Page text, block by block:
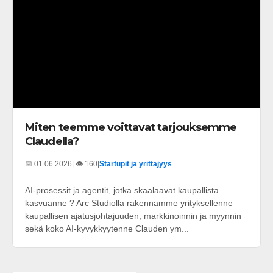
Miten teemme voittavat tarjouksemme
Claudella?
📅 01.06.2026| 👁️ 160|Startupit ja yrittäjyys
AI-prosessit ja agentit, jotka skaalaavat kaupallista
kasvuanne ? Arc Studiolla rakennamme yrityksellenne
kaupallisen ajatusjohtajuuden, markkinoinnin ja myynnin
sekä koko AI-kyvykkyytenne Clauden ym...